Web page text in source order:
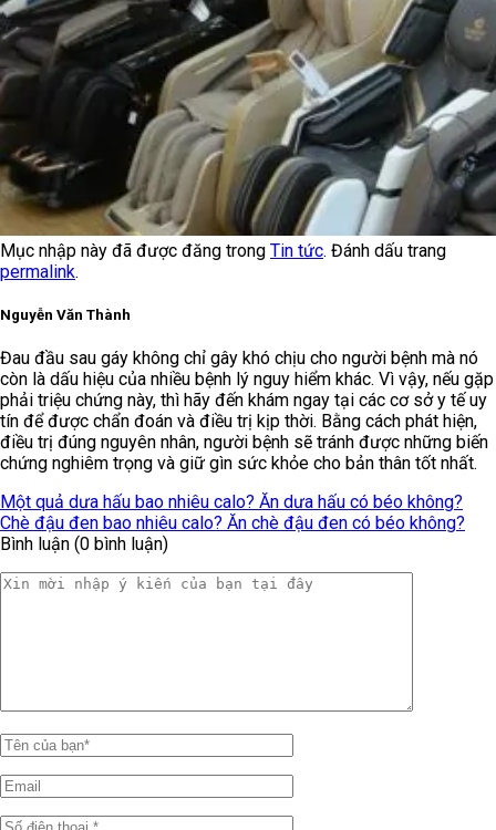
Mục nhập này đã được đăng trong Tin tức. Đánh dấu trang
permalink.
Nguyễn Văn Thành
Đau đầu sau gáy không chỉ gây khó chịu cho người bệnh mà nó
còn là dấu hiệu của nhiều bệnh lý nguy hiểm khác. Vì vậy, nếu gặp
phải triệu chứng này, thì hãy đến khám ngay tại các cơ sở y tế uy
tín để được chẩn đoán và điều trị kịp thời. Bằng cách phát hiện,
điều trị đúng nguyên nhân, người bệnh sẽ tránh được những biến
chứng nghiêm trọng và giữ gìn sức khỏe cho bản thân tốt nhất.
Một quả dưa hấu bao nhiêu calo? Ăn dưa hấu có béo không?
Chè đậu đen bao nhiêu calo? Ăn chè đậu đen có béo không?
Bình luận (0 bình luận)